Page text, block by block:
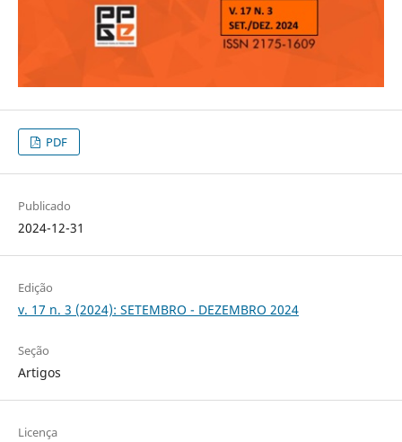
PDF
Publicado
2024-12-31
Edição
v. 17 n. 3 (2024): SETEMBRO - DEZEMBRO 2024
Seção
Artigos
Licença